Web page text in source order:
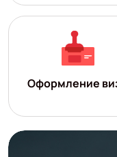
Оформление